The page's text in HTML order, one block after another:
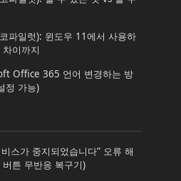
파일럿): 윈도우 11에서 사용하
이까지
Office 365 언어 변경하는 방
정 가능)
스가 중지되었습니다” 오류 해
튼 무반응 복구기)